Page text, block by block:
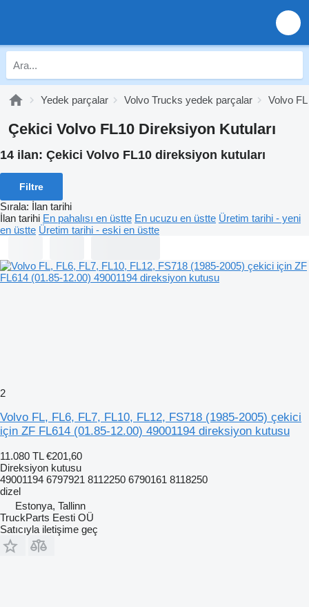
Yedek parçalar Volvo Trucks yedek parçalar Volvo
Çekici Volvo FL10 Direksiyon Kutuları
14 ilan: Çekici Volvo FL10 direksiyon kutuları
Filtre
Sırala: İlan tarihi
İlan tarihi En pahalısı en üstte En ucuzu en üstte Üretim tarihi - yeni
en üstte Üretim tarihi - eski en üstte
2
Volvo FL, FL6, FL7, FL10, FL12, FS718 (1985-2005) çekici
için ZF FL614 (01.85-12.00) 49001194 direksiyon kutusu
11.080 TL €201,60
Direksiyon kutusu
49001194 6797921 8112250 6790161 8118250
dizel
Estonya, Tallinn
TruckParts Eesti OÜ
Satıcıyla iletişime geç